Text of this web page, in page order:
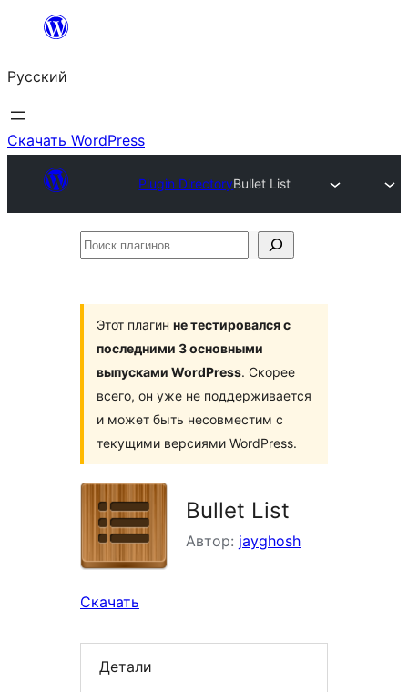
Перейти
содержимому
Русский
Скачать WordPress
Plugin DirectoryBullet List
Поиск
Этот плагин не тестировался с
последними 3 основными
выпусками WordPress. Скорее
всего, он уже не поддерживается
и может быть несовместим с
текущими версиями WordPress.
Bullet List
Автор: jayghosh
Скачать
Детали